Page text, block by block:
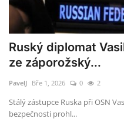
Ruský diplomat
ze záporožský...
PavelJ Bře 1, 2026 0 2
Stálý zástupce Ruska při OSN
bezpečnosti prohl...